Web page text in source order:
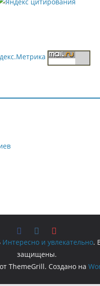
Интересно и увлекательно.
защищены.
от ThemeGrill. Создано на